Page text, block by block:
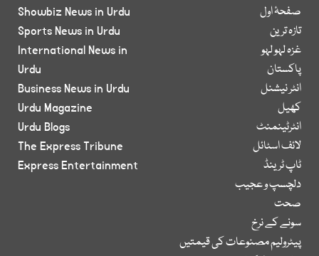
صفحۂ اول
تازہ ترین
غزہ لہو لہو
پاکستان
انٹر نیشنل
کھیل
انٹرٹینمنٹ
لائف اسٹائل
ٹاپ ٹرینڈ
دلچسپ و عجیب
صحت
سونے کے نرخ
پیٹرولیم مصنوعات کی قیمتیں
Showbiz News in Urdu
Sports News in Urdu
International News in
Urdu
Business News in Urdu
Urdu Magazine
Urdu Blogs
The Express Tribune
Express Entertainment